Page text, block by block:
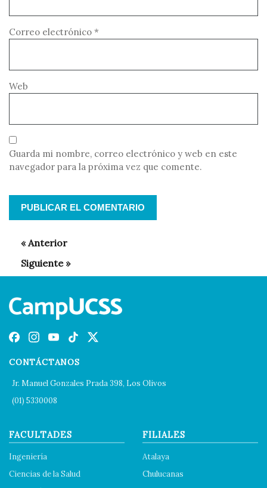
Correo electrónico *
Web
Guarda mi nombre, correo electrónico y web en este
navegador para la próxima vez que comente.
CONTÁCTANOS
Jr. Manuel Gonzales Prada 398, Los Olivos
(01) 5330008
FACULTADES
Ingeniería
Ciencias de la Salud
FILIALES
Atalaya
Chulucanas